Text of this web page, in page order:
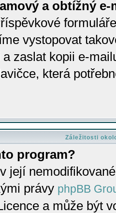
a obtížný
vystopovat
zaslat kopii e-
která
Záležitosti
program?
její
právy phpBB
a může být